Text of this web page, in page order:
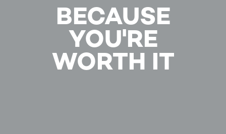
BECAUSE
YOU'RE
WORTH IT